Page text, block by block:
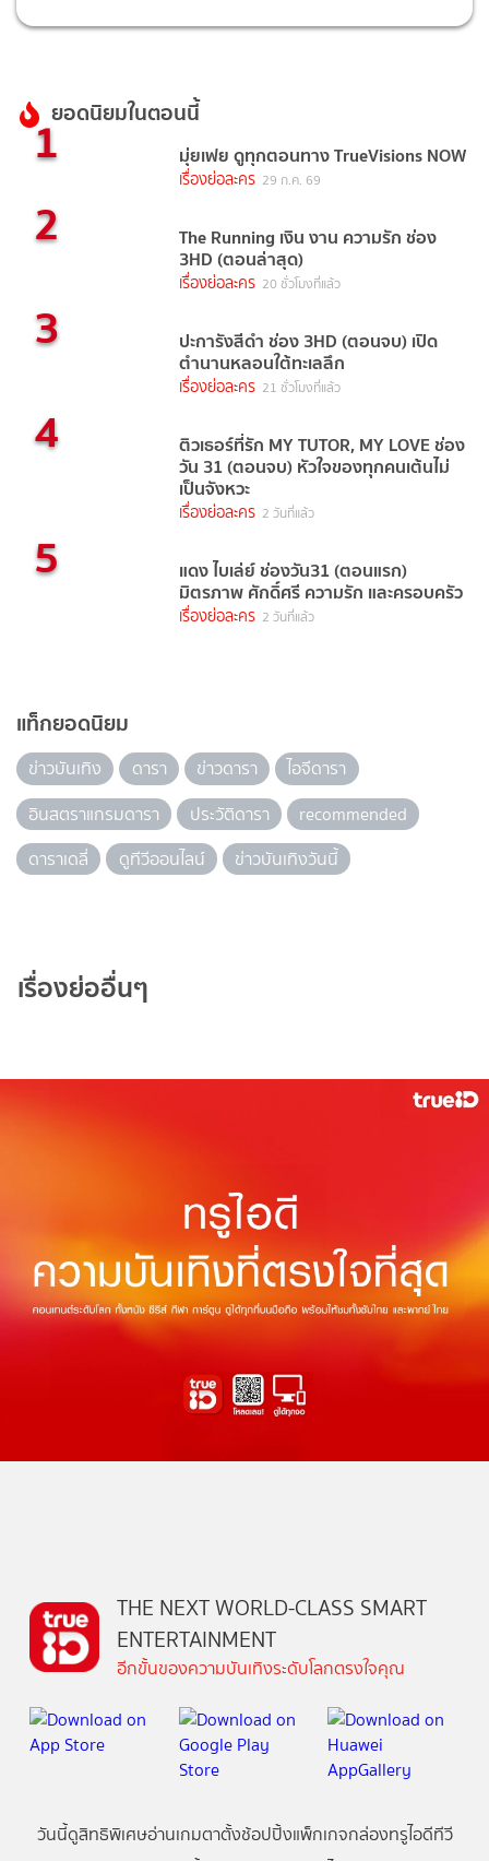
ยอดนิยมในตอนนี้
1 มุ่ยเฟย ดูทุกตอนทาง TrueVisions NOW
เรื่องย่อละคร 29 ก.ค. 69
2 The Running เงิน งาน ความรัก ช่อง
3HD (ตอนล่าสุด)
เรื่องย่อละคร 20 ชั่วโมงที่แล้ว
3 ปะการังสีดำ ช่อง 3HD (ตอนจบ) เปิด
ตำนานหลอนใต้ทะเลลึก
เรื่องย่อละคร 21 ชั่วโมงที่แล้ว
4 ติวเธอร์ที่รัก MY TUTOR, MY LOVE ช่อง
วัน 31 (ตอนจบ) หัวใจของทุกคนเต้นไม่
เป็นจังหวะ
เรื่องย่อละคร 2 วันที่แล้ว
5 แดง ไบเล่ย์ ช่องวัน31 (ตอนแรก)
มิตรภาพ ศักดิ์ศรี ความรัก และครอบครัว
เรื่องย่อละคร 2 วันที่แล้ว
แท็กยอดนิยม
ข่าวบันเทิง ดารา ข่าวดารา
ไอจีดารา
อินสตราแกรมดารา
ประวัติดารา
recommended
ดาราเดลี่
ดูทีวีออนไลน์ ข่าวบันเทิงวันนี้
เรื่องย่ออื่นๆ
THE NEXT WORLD-CLASS SMART
ENTERTAINMENT
อีกขั้นของความบันเทิงระดับโลกตรงใจคุณ
วันนี้ดูสิทธิพิเศษอ่านเกมตาตั้งช้อปปิ้งแพ็กเกจกล่องทรูไอดีทีวี